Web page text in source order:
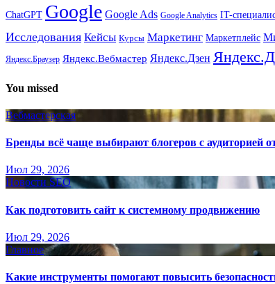
ChatGPT Google Google Ads Google Analytics IT-
Исследования Кейсы Курсы Маркетинг Маркетплейс
Яндекс.Браузер Яндекс.Вебмастер Яндекс.Дзен
You missed
Вебмастерская
Бренды всё чаще выбирают блогеров с аудиторией
Июл 29, 2026
Новости SEO
Как подготовить сайт к системному продвижению
Июл 29, 2026
Главное
Какие инструменты помогают повысить